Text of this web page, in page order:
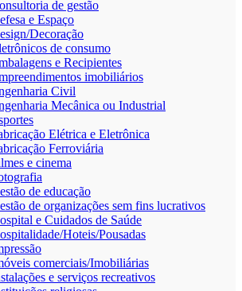
de gestão
e Espaço
Decoração
de consumo
e Recipientes
imobiliários
Civil
Mecânica ou Industrial
Elétrica e Eletrônica
Ferroviária
e cinema
de educação
de organizações sem fins lucrativos
e Cuidados de Saúde
Hoteis/Pousadas
comerciais/Imobiliárias
e serviços recreativos